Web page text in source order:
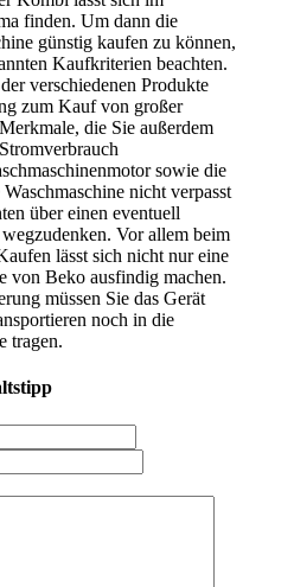
finden. Um dann die
günstig kaufen zu können,
Kaufkriterien beachten.
verschiedenen Produkte
zum Kauf von großer
die Sie außerdem
sowie die
nicht verpasst
über einen eventuell
Vor allem beim
lässt sich nicht nur eine
von Beko ausfindig machen.
müssen Sie das Gerät
noch in die
tragen.